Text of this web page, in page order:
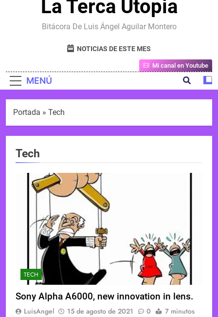
La Terca Utopia
Bitácora De Luis Ángel Aguilar Montero
NOTICIAS DE ESTE MES
MENÚ
Mi canal en Youtube
Portada » Tech
Tech
TECH
Sony Alpha A6000, new innovation in lens.
LuisAngel 15 de agosto de 2021 0 7 minutos